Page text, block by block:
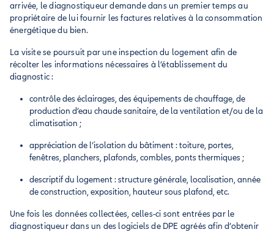
arrivée, le diagnostiqueur demande dans un premier temps au
propriétaire de lui fournir les factures relatives à la consommation
énergétique du bien.
La visite se poursuit par une inspection du logement afin de
récolter les informations nécessaires à l’établissement du
diagnostic :
contrôle des éclairages, des équipements de chauffage, de
production d’eau chaude sanitaire, de la ventilation et/ou de la
climatisation ;
appréciation de l’isolation du bâtiment : toiture, portes,
fenêtres, planchers, plafonds, combles, ponts thermiques ;
descriptif du logement : structure générale, localisation, année
de construction, exposition, hauteur sous plafond, etc.
Une fois les données collectées, celles-ci sont entrées par le
diagnostiqueur dans un des logiciels de DPE agréés afin d’obtenir